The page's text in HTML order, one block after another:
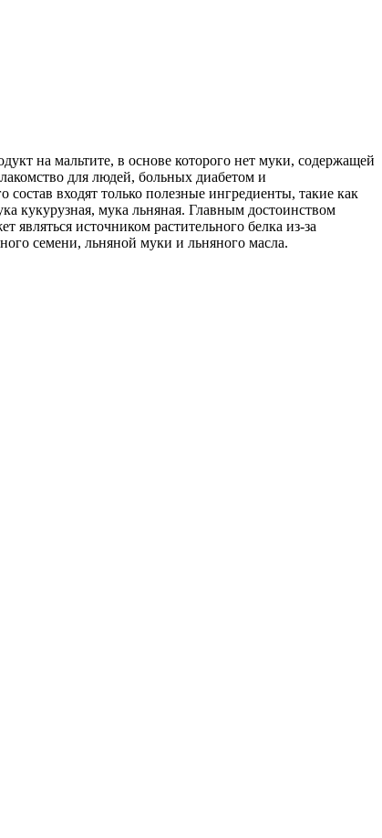
на мальтите, в основе которого нет муки, содержащей
для людей, больных диабетом и
входят только полезные ингредиенты, такие как
кукурузная, мука льняная. Главным достоинством
являться источником растительного белка из-за
семени, льняной муки и льняного масла.